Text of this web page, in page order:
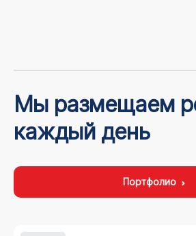
Мы размещаем
каждый день
Портфолио